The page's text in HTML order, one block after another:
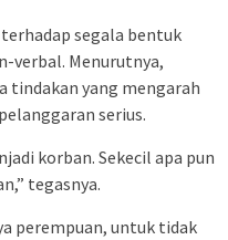
segala bentuk
verbal. Menurutnya,
tindakan yang mengarah
serius.
korban. Sekecil apa pun
tegasnya.
perempuan, untuk tidak